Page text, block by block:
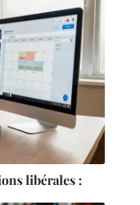
libérales :